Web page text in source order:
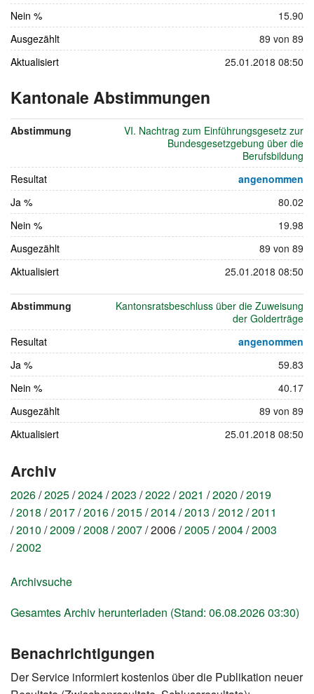
Nein %
15.90
Ausgezählt
89 von 89
Aktualisiert
25.01.2018 08:50
Kantonale Abstimmungen
21.
Mai
2006
Abstimmung
VI. Nachtrag zum Einführungsgesetz zur
Bundesgesetzgebung über die
Berufsbildung
Resultat
angenommen
Ja %
80.02
Nein %
19.98
Ausgezählt
89 von 89
Aktualisiert
25.01.2018 08:50
Abstimmung
Kantonsratsbeschluss über die Zuweisung
der Golderträge
Resultat
angenommen
Ja %
59.83
Nein %
40.17
Ausgezählt
89 von 89
Aktualisiert
25.01.2018 08:50
Archiv
2026 2025 2024 2023 2022 2021 2020 2019
2018 2017 2016 2015 2014 2013 2012 2011
2010 2009 2008 2007 2006 2005 2004 2003
2002
Archivsuche
Gesamtes Archiv herunterladen (Stand: 06.08.2026 03:30)
Benachrichtigungen
Der Service informiert kostenlos über die Publikation neuer